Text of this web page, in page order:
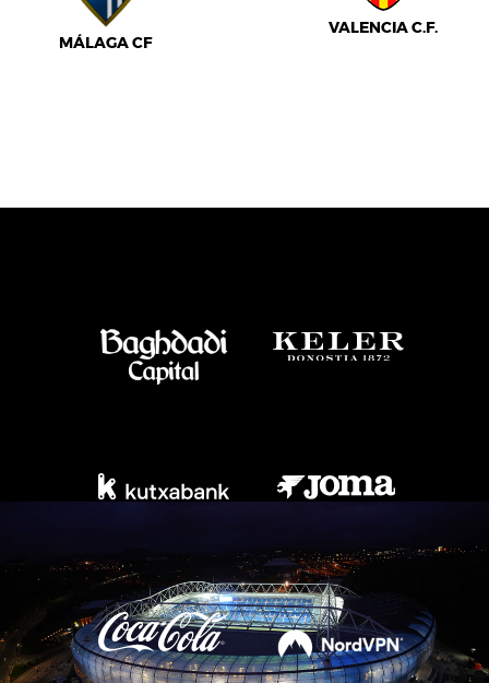
MÁLAGA CF
VALENCIA C.F.